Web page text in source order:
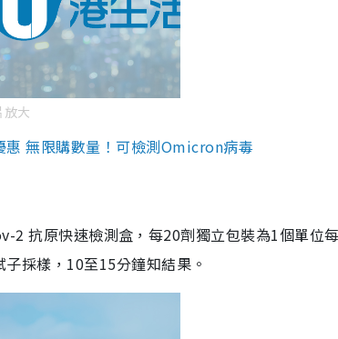
放大
惠 無限購數量！可檢測Omicron病毒
2 抗原快速檢測盒，每20劑獨立包裝為1個單位
採樣，10至15分鐘知結果。